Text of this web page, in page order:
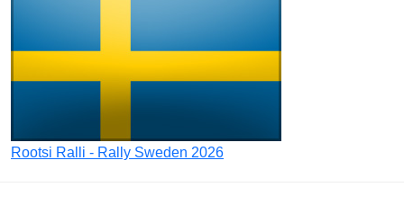
Rootsi Ralli - Rally Sweden 2026